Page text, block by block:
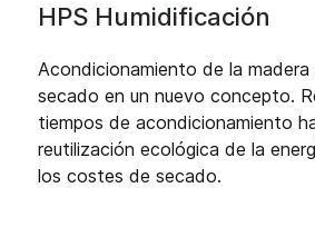
HPS Humidificación
Acondicionamiento de la madera
secado en un nuevo concepto.
tiempos de acondicionamiento
reutilización ecológica de la
los costes de secado.